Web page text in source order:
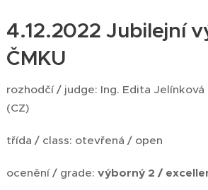
4.12.2022 Jubilejní
ČMKU
rozhodčí / judge: Ing. Edita Jelínková
(CZ)
třída / class: otevřená / open
ocenění / grade: výborný 2 /